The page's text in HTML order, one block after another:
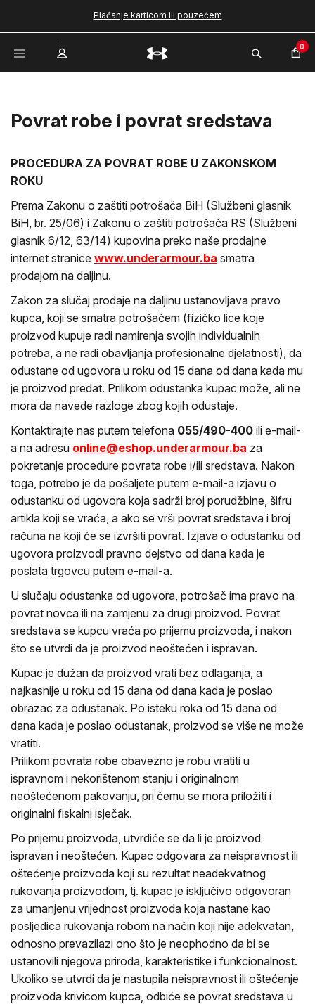
Plaćanje karticom ili pouzećem
0
Povrat robe i povrat sredstava
PROCEDURA ZA POVRAT ROBE U ZAKONSKOM
ROKU
Prema Zakonu o zaštiti potrošača BiH (Službeni glasnik
BiH, br. 25/06) i Zakonu o zaštiti potrošača RS (Službeni
glasnik 6/12, 63/14) kupovina preko naše prodajne
internet stranice www.underarmour.ba smatra
prodajom na daljinu.
Zakon za slučaj prodaje na daljinu ustanovljava pravo
kupca, koji se smatra potrošačem (fizičko lice koje
proizvod kupuje radi namirenja svojih individualnih
potreba, a ne radi obavljanja profesionalne djelatnosti), da
odustane od ugovora u roku od 15 dana od dana kada mu
je proizvod predat. Prilikom odustanka kupac može, ali ne
mora da navede razloge zbog kojih odustaje.
Kontaktirajte nas putem telefona 055/490-400 ili e-mail-
a na adresu online@eshop.underarmour.ba za
pokretanje procedure povrata robe i/ili sredstava. Nakon
toga, potrebo je da pošaljete putem e-mail-a izjavu o
odustanku od ugovora koja sadrži broj porudžbine, šifru
artikla koji se vraća, a ako se vrši povrat sredstava i broj
računa na koji će se izvršiti povrat. Izjava o odustanku od
ugovora proizvodi pravno dejstvo od dana kada je
poslata trgovcu putem e-mail-a.
U slučaju odustanka od ugovora, potrošač ima pravo na
povrat novca ili na zamjenu za drugi proizvod. Povrat
sredstava se kupcu vraća po prijemu proizvoda, i nakon
što se utvrdi da je proizvod neoštećen i ispravan.
Kupac je dužan da proizvod vrati bez odlaganja, a
najkasnije u roku od 15 dana od dana kada je poslao
obrazac za odustanak. Po isteku roka od 15 dana od
dana kada je poslao odustanak, proizvod se više ne može
vratiti.
Prilikom povrata robe obavezno je robu vratiti u
ispravnom i nekorištenom stanju i originalnom
neoštećenom pakovanju, pri čemu se mora priložiti i
originalni fiskalni isječak.
Po prijemu proizvoda, utvrdiće se da li je proizvod
ispravan i neoštećen. Kupac odgovara za neispravnost ili
oštećenje proizvoda koji su rezultat neadekvatnog
rukovanja proizvodom, tj. kupac je isključivo odgovoran
za umanjenu vrijednost proizvoda koja nastane kao
posljedica rukovanja robom na način koji nije adekvatan,
odnosno prevazilazi ono što je neophodno da bi se
ustanovili njegova priroda, karakteristike i funkcionalnost.
Ukoliko se utvrdi da je nastupila neispravnost ili oštećenje
proizvoda krivicom kupca, odbiće se povrat sredstava u